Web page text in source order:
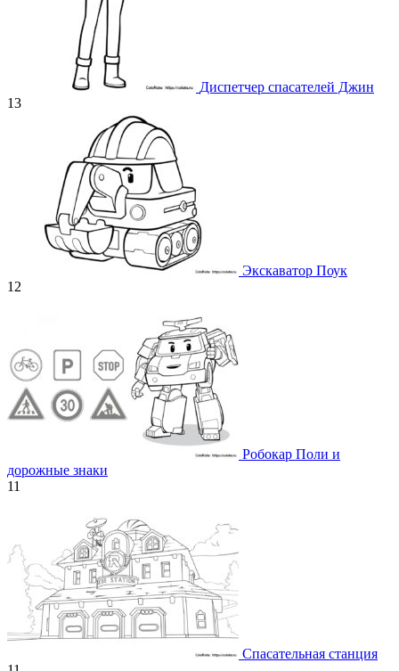
Диспетчер спасателей Джин
13
Экскаватор Поук
12
Робокар Поли и
дорожные знаки
11
Спасательная станция